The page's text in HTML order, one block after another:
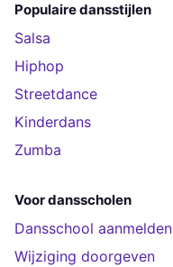
Populaire dansstijlen
Salsa
Hiphop
Streetdance
Kinderdans
Zumba
Voor dansscholen
Dansschool aanmelden
Wijziging doorgeven